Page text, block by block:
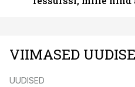
VIIMASED
UUDISED